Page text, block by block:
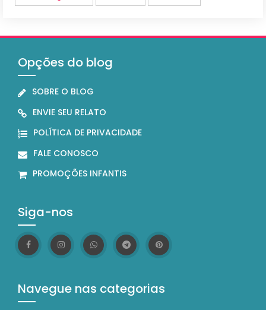
Opções do blog
SOBRE O BLOG
ENVIE SEU RELATO
POLÍTICA DE PRIVACIDADE
FALE CONOSCO
PROMOÇÕES INFANTIS
Siga-nos
Navegue nas categorias